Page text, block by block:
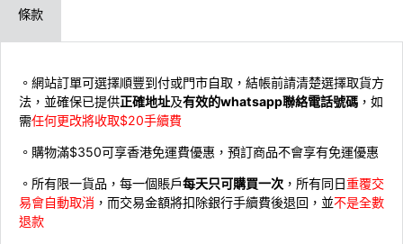
條款
。網站訂單可選擇順豐到付或門市自取，結帳前請清楚選擇取貨方
法，並確保已提供正確地址及有效的whatsapp聯絡電話號碼 ，如
需任何更改將收取$20手續費
。購物滿$350可享香港免運費優惠，預訂商品不會享有免運優惠
。所有限一貨品，每一個賬戶每天只可購買一次 ，所有同日重覆交
易會自動取消 ，而交易金額將扣除銀行手續費後退回，並不是全數
退款